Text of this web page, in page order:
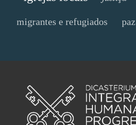
migrantes e refugiados paz